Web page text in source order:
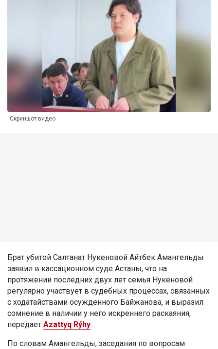
Скриншот видео
Брат убитой Салтанат Нукеновой Айтбек Амангельды
заявил в кассационном суде Астаны, что на
протяжении последних двух лет семья Нукеновой
регулярно участвует в судебных процессах, связанных
с ходатайствами осужденного Байжанова, и выразил
сомнение в наличии у него искреннего раскаяния,
передает Azattyq Rýhy.
По словам Амангельды, заседания по вопросам